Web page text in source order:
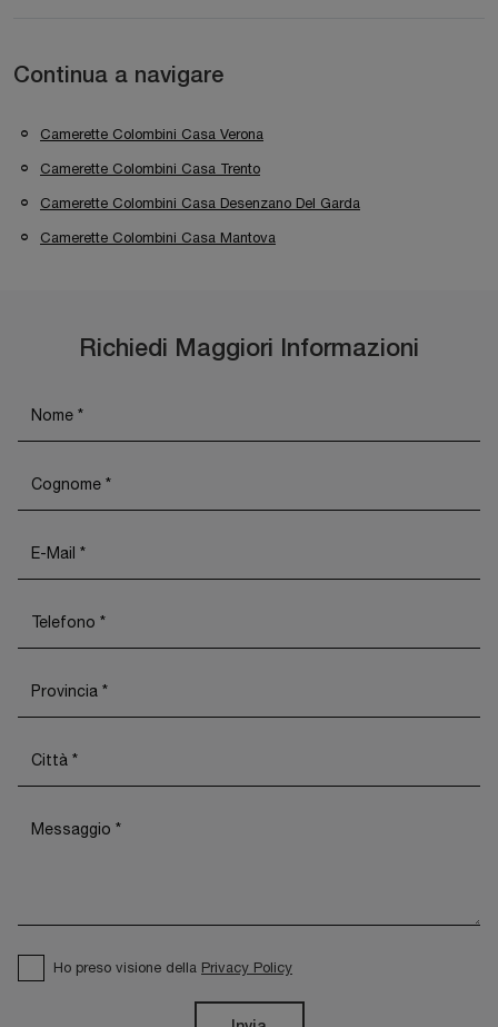
Continua a navigare
Camerette Colombini Casa Verona
Camerette Colombini Casa Trento
Camerette Colombini Casa Desenzano Del Garda
Camerette Colombini Casa Mantova
Richiedi Maggiori Informazioni
Ho preso visione della Privacy Policy